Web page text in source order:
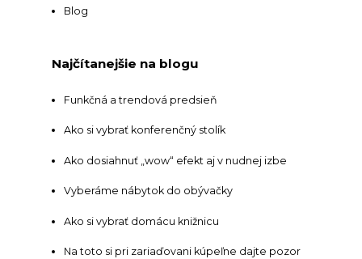
Blog
Najčítanejšie na blogu
Funkčná a trendová predsieň
Ako si vybrať konferenčný stolík
Ako dosiahnuť „wow“ efekt aj v nudnej izbe
Vyberáme nábytok do obývačky
Ako si vybrať domácu knižnicu
Na toto si pri zariaďovani kúpeľne dajte pozor